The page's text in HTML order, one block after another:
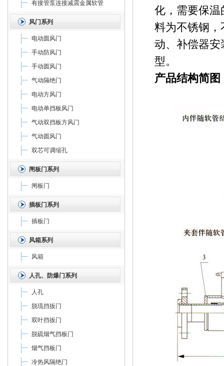
有接管泵连接减震金属软管
风门系列
电动圆风门
手动防风门
手动圆风门
气动隔绝门
电动方风门
电动单挡板风门
气动双挡板方风门
气动圆风门
双芯可调缩孔
闸板门系列
闸板门
插板门系列
插板门
风箱系列
风箱
人孔、防爆门系列
人孔
脱琉挡扳门
双叶挡扳门
脱硫烟气挡板门
烟气挡板门
冷热风隔绝门
化，需要保
料为不锈钢
动、补偿器
型。
产品结构简图